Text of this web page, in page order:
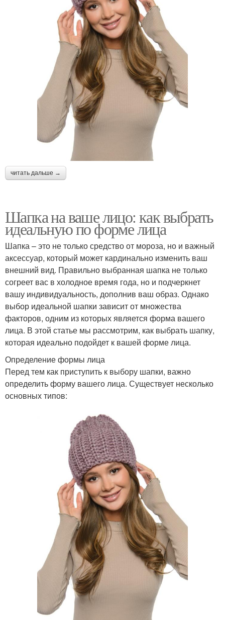
читать дальше →
Шапка на ваше лицо: как выбрать
идеальную по форме лица
Шапка – это не только средство от мороза, но и важный
аксессуар, который может кардинально изменить ваш
внешний вид. Правильно выбранная шапка не только
согреет вас в холодное время года, но и подчеркнет
вашу индивидуальность, дополнив ваш образ. Однако
выбор идеальной шапки зависит от множества
факторов, одним из которых является форма вашего
лица. В этой статье мы рассмотрим, как выбрать шапку,
которая идеально подойдет к вашей форме лица.
Определение формы лица
Перед тем как приступить к выбору шапки, важно
определить форму вашего лица. Существует несколько
основных типов: